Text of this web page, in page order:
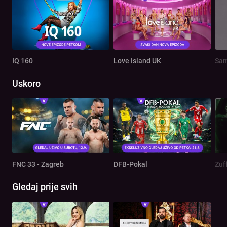
IQ 160 Love Island UK
Uskoro
FNC 33 - Zagreb DFB-Pokal
Gledaj prije svih